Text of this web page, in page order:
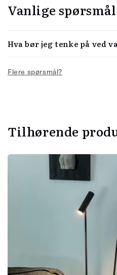
Vanlige spørsmål
Hva bør jeg tenke på ved
Flere spørsmål?
Tilhørende